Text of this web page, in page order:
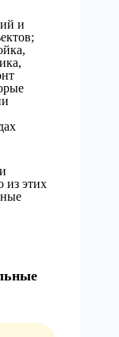
и
из этих